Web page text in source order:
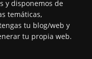
y disponemos de
temáticas,
tu blog/web y
tu propia web.